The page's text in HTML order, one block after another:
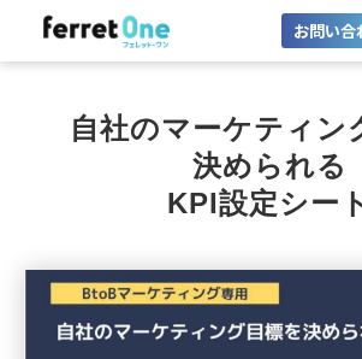
お問い合
ツール・機能一覧
目的別に探す
導入事例
料金プラン
自社のマーケティン
決められる
KPI設定シー